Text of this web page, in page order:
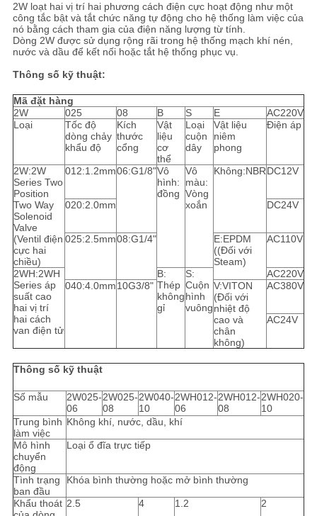
2W loạt hai vị trí hai phương cách điện cực hoạt động như một
công tắc bật và tắt chức năng tự động cho hệ thống làm việc của
nó bằng cách tham gia của điện năng lượng từ tính.
Dòng 2W được sử dụng rộng rãi trong hệ thống mạch khí nén,
nước và dầu để kết nối hoặc tắt hệ thống phục vụ.
Thông số kỹ thuật:
Mã đặt hàng
2W
025 08 B S E
AC220V
Loại
Tốc độ
dòng chảy
khẩu độ
Kích
thước
cổng
Vật
liệu
cơ
thể
Loại
cuộn
dây
Vật liệu
niêm
phong
Điện áp
2W:2W
Series Two
Position
Two Way
Solenoid
Valve
(Ventil điện
cực hai
chiều)
012:1.2mm06:G1/8"Vô
hình:
đồng
Vô
màu:
Vòng
xoắn
Không:NBRDC12V
020:2.0mm DC24V
025:2.5mm08:G1/4"
E:EPDM
((Đối với
Steam)
AC110V
2WH:2WH
Series áp
suất cao
hai vị trí
hai cách
van điện tử
B:
Thép
không
gỉ
S:
Cuộn
hình
vuông
AC220V
040:4.0mm10G3/8"
V:VITON
(Đối với
nhiệt độ
cao và
chân
không)
AC380V
AC24V
Thông số kỹ thuật
Số mẫu
2W025-
06
2W025-
08
2W040-
10
2WH012-
06
2WH012-
08
2WH020-
10
Trung bình
làm việc
Không khí, nước, dầu, khí
Mô hình
chuyển
động
Loại ổ đĩa trực tiếp
Tình trạng
ban đầu
Khóa bình thường hoặc mở bình thường
Khẩu thoát 2.5 4 1.2 2